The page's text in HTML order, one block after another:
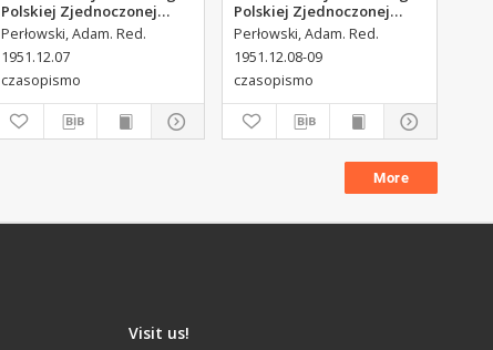
Polskiej Zjednoczonej
Partii Robotniczej, 1951,
R.3, nr 316
Perłowski, Adam. Red.
1951.12.07
czasopismo
Polskiej Zjednoczonej
Partii Robotniczej, 1951,
R.3, nr 317
Perłowski, Adam. Red.
1951.12.08-09
czasopismo
More
Visit us!